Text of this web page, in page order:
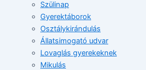
Szülinap
Gyerektáborok
Osztálykirándulás
Állatsimogató udvar
Lovaglás gyerekeknek
Mikulás